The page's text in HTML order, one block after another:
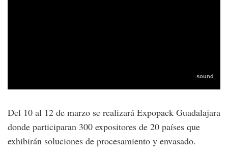
Del 10 al 12 de marzo se realizará Expopack Guadalajara
donde participaran 300 expositores de 20 países que
exhibirán soluciones de procesamiento y envasado.